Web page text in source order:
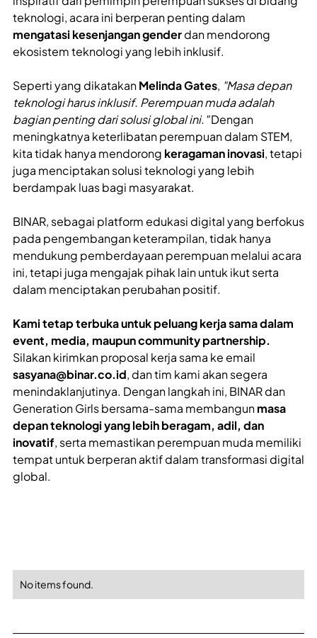
teknologi, acara ini berperan penting dalam
mengatasi kesenjangan genderdan mendorong
ekosistem teknologi yang lebih inklusif.
Seperti yang dikatakanMelinda Gates, "Masa depan
teknologi harus inklusif. Perempuan muda adalah
bagian penting dari solusi global ini."Dengan
meningkatnya keterlibatan perempuan dalam STEM,
kita tidak hanya mendorong keragaman inovasi, tetapi
juga menciptakan solusi teknologi yang lebih
berdampak luas bagi masyarakat.
BINAR, sebagai platform edukasi digital yang berfokus
pada pengembangan keterampilan, tidak hanya
mendukung pemberdayaan perempuan melalui acara
ini, tetapi juga mengajak pihak lain untuk ikut serta
dalam menciptakan perubahan positif.
Kami tetap terbuka untuk peluang kerja sama dalam
event, media, maupun community partnership.
Silakan kirimkan proposal kerja sama ke email
sasyana@binar.co.id, dan tim kami akan segera
menindaklanjutinya. Dengan langkah ini, BINAR dan
Generation Girls bersama-sama membangunmasa
depan teknologi yang lebih beragam, adil, dan
inovatif, serta memastikan perempuan muda memiliki
tempat untuk berperan aktif dalam transformasi digital
global.
No items found.